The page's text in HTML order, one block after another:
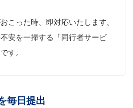
こった時、即対応いたします。
安を一掃する「同行者サービ
す。
毎日提出